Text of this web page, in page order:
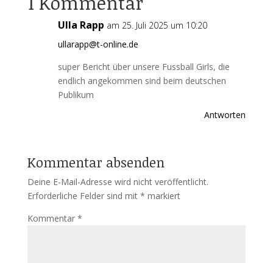
Ulla Rapp am 25. Juli 2025 um 10:20
ullarapp@t-online.de
super Bericht über unsere Fussball Girls, die
endlich angekommen sind beim deutschen
Publikum
Antworten
Kommentar absenden
Deine E-Mail-Adresse wird nicht veröffentlicht.
Erforderliche Felder sind mit * markiert
Kommentar *